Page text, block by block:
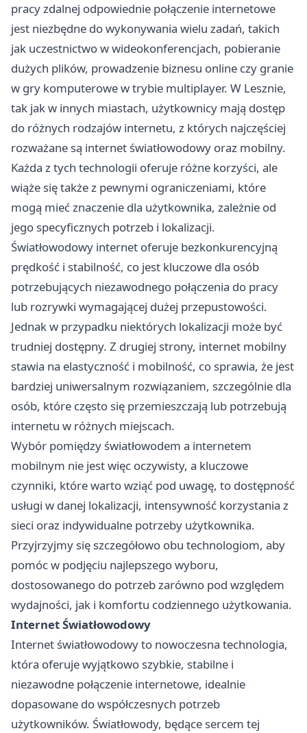
pracy zdalnej odpowiednie połączenie internetowe
jest niezbędne do wykonywania wielu zadań, takich
jak uczestnictwo w wideokonferencjach, pobieranie
dużych plików, prowadzenie biznesu online czy granie
w gry komputerowe w trybie multiplayer. W Lesznie,
tak jak w innych miastach, użytkownicy mają dostęp
do różnych rodzajów internetu, z których najczęściej
rozważane są internet światłowodowy oraz mobilny.
Każda z tych technologii oferuje różne korzyści, ale
wiąże się także z pewnymi ograniczeniami, które
mogą mieć znaczenie dla użytkownika, zależnie od
jego specyficznych potrzeb i lokalizacji.
Światłowodowy internet oferuje bezkonkurencyjną
prędkość i stabilność, co jest kluczowe dla osób
potrzebujących niezawodnego połączenia do pracy
lub rozrywki wymagającej dużej przepustowości.
Jednak w przypadku niektórych lokalizacji może być
trudniej dostępny. Z drugiej strony, internet mobilny
stawia na elastyczność i mobilność, co sprawia, że jest
bardziej uniwersalnym rozwiązaniem, szczególnie dla
osób, które często się przemieszczają lub potrzebują
internetu w różnych miejscach.
Wybór pomiędzy światłowodem a internetem
mobilnym nie jest więc oczywisty, a kluczowe
czynniki, które warto wziąć pod uwagę, to dostępność
usługi w danej lokalizacji, intensywność korzystania z
sieci oraz indywidualne potrzeby użytkownika.
Przyjrzyjmy się szczegółowo obu technologiom, aby
pomóc w podjęciu najlepszego wyboru,
dostosowanego do potrzeb zarówno pod względem
wydajności, jak i komfortu codziennego użytkowania.
Internet Światłowodowy
Internet światłowodowy to nowoczesna technologia,
która oferuje wyjątkowo szybkie, stabilne i
niezawodne połączenie internetowe, idealnie
dopasowane do współczesnych potrzeb
użytkowników. Światłowody, będące sercem tej